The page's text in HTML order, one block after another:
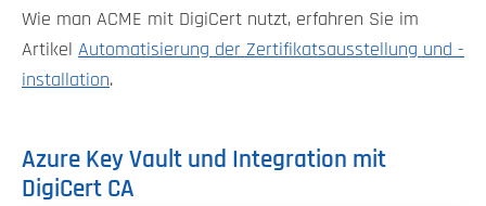
Wie man ACME mit DigiCert nutzt, erfahren Sie im
Artikel Automatisierung der Zertifikatsausstellung und -
installation.
Azure Key Vault und Integration mit
DigiCert CA